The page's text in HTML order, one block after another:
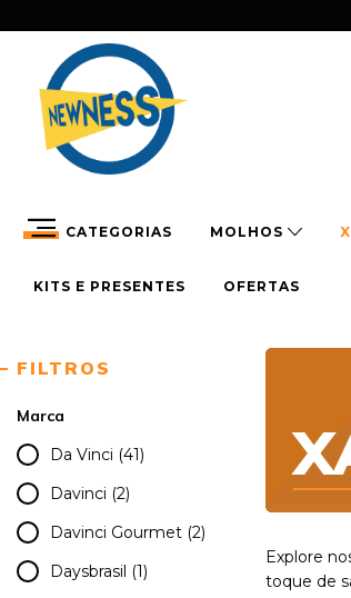
CATEGORIAS MOLHOS
KITS E PRESENTES OFERTAS
FILTROS
Marca
Da Vinci (41)
Davinci (2)
Davinci Gourmet (2)
Daysbrasil (1)
Explore
toque de